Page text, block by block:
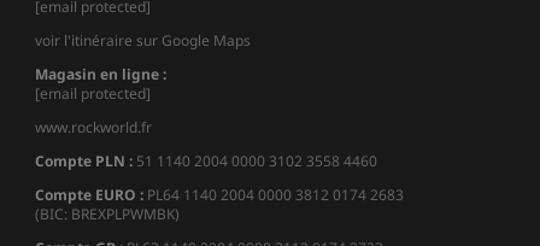
[email protected]
voir l'itinéraire sur Google Maps
Magasin en ligne :
[email protected]
www.rockworld.fr
Compte PLN : 51 1140 2004 0000 3102 3558 4460
Compte EURO : PL64 1140 2004 0000 3812 0174 2683
(BIC: BREXPLPWMBK)